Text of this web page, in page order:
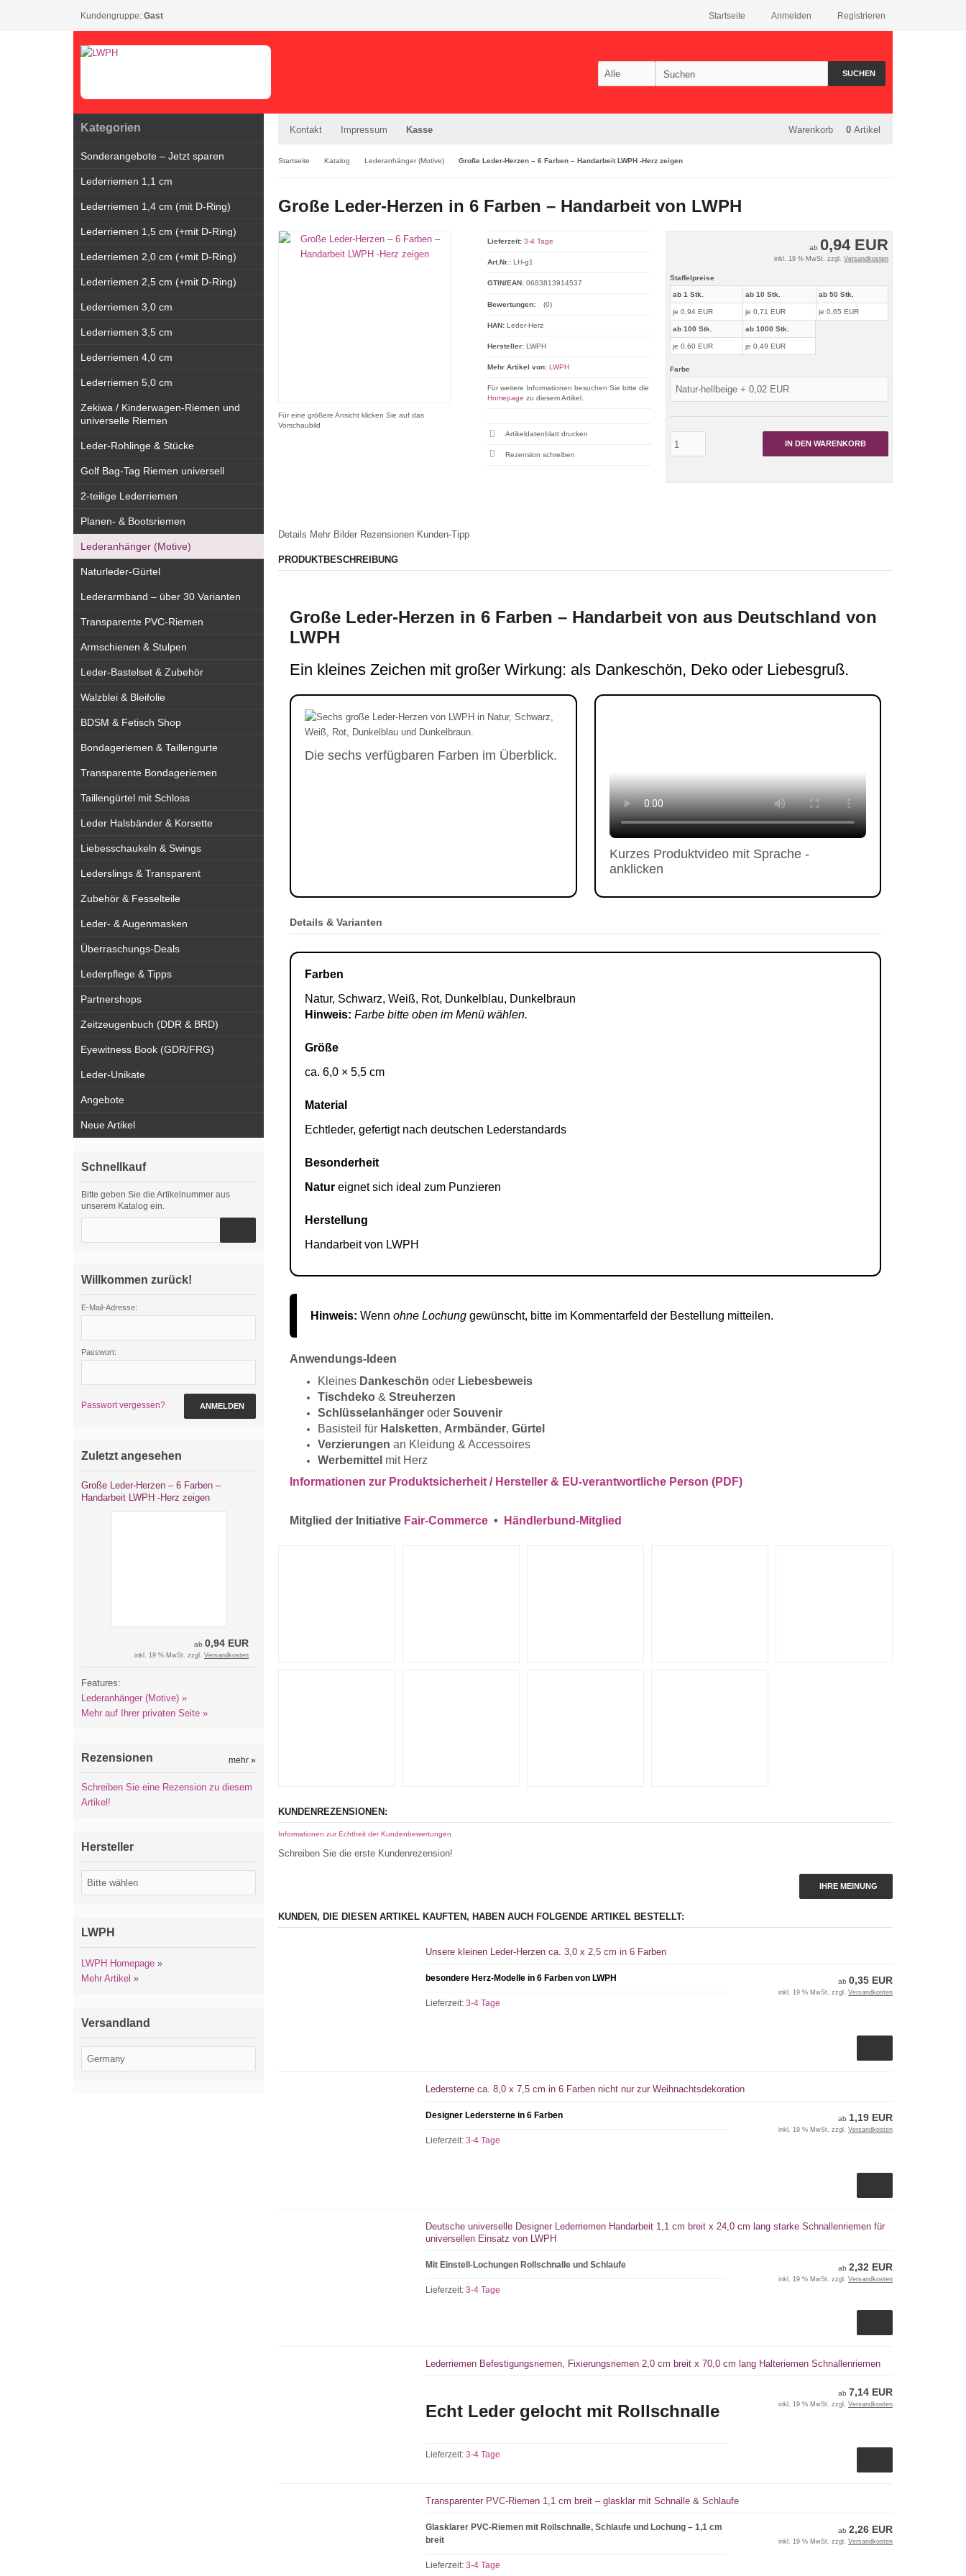
Kundengruppe: Gast Registrieren
Anmelden
Startseite
SUCHEN
Kontakt Impressum Kasse Warenkorb 0 Artikel
Startseite Katalog Lederanhänger (Motive) Große Leder-Herzen – 6 Farben – Handarbeit LWPH -Herz zeigen
Große Leder-Herzen in 6 Farben – Handarbeit von LWPH
Für eine größere Ansicht klicken Sie auf das
Vorschaubild
ab 0,94 EUR
inkl. 19 % MwSt. zzgl. Versandkosten
Staffelpreise
ab 1 Stk.
je 0,94 EUR
ab 10 Stk.
je 0,71 EUR
ab 50 Stk.
je 0,65 EUR
ab 100 Stk.
je 0,60 EUR
ab 1000 Stk.
je 0,49 EUR
Farbe
IN DEN WARENKORB
Lieferzeit: 3-4 Tage
Art.Nr.: LH-g1
GTIN/EAN: 0683813914537
Bewertungen: (0)
HAN:Leder-Herz
Hersteller: LWPH
Mehr Artikel von: LWPH
Für weitere Informationen besuchen Sie bitte die
Homepage zu diesem Artikel.
Artikeldatenblatt drucken
Rezension schreiben
Details Mehr Bilder Rezensionen Kunden-Tipp
PRODUKTBESCHREIBUNG
Große Leder-Herzen in 6 Farben – Handarbeit von aus Deutschland von
LWPH
Ein kleines Zeichen mit großer Wirkung: als Dankeschön, Deko oder Liebesgruß.
Die sechs verfügbaren Farben im Überblick.
Kurzes Produktvideo mit Sprache -
anklicken
Details & Varianten
Farben
Natur, Schwarz, Weiß, Rot, Dunkelblau, Dunkelbraun
Hinweis: Farbe bitte oben im Menü wählen.
Größe
ca. 6,0 × 5,5 cm
Material
Echtleder, gefertigt nach deutschen Lederstandards
Besonderheit
Natur eignet sich ideal zum Punzieren
Herstellung
Handarbeit von LWPH
Hinweis: Wenn ohne Lochunggewünscht, bitte im Kommentarfeld der Bestellung mitteilen.
Anwendungs-Ideen
Kleines Dankeschön oder Liebesbeweis
Tischdeko & Streuherzen
Schlüsselanhänger oder Souvenir
Basisteil für Halsketten, Armbänder, Gürtel
Verzierungen an Kleidung & Accessoires
Werbemittel mit Herz
Informationen zur Produktsicherheit / Hersteller & EU-verantwortliche Person (PDF)
Mitglied der Initiative Fair-Commerce • Händlerbund-Mitglied
KUNDENREZENSIONEN:
Informationen zur Echtheit der Kundenbewertungen
Schreiben Sie die erste Kundenrezension!
IHRE MEINUNG
KUNDEN, DIE DIESEN ARTIKEL KAUFTEN, HABEN AUCH FOLGENDE ARTIKEL BESTELLT:
Unsere kleinen Leder-Herzen ca. 3,0 x 2,5 cm in 6 Farben
besondere Herz-Modelle in 6 Farben von LWPH
Lieferzeit:3-4 Tage
ab 0,35 EUR
inkl. 19 % MwSt. zzgl. Versandkosten
Ledersterne ca. 8,0 x 7,5 cm in 6 Farben nicht nur zur Weihnachtsdekoration
Designer Ledersterne in 6 Farben
Lieferzeit:3-4 Tage
ab 1,19 EUR
inkl. 19 % MwSt. zzgl. Versandkosten
Deutsche universelle Designer Lederriemen Handarbeit 1,1 cm breit x 24,0 cm lang starke Schnallenriemen für
universellen Einsatz von LWPH
Mit Einstell-Lochungen Rollschnalle und Schlaufe
Lieferzeit:3-4 Tage
ab 2,32 EUR
inkl. 19 % MwSt. zzgl. Versandkosten
Lederriemen Befestigungsriemen, Fixierungsriemen 2,0 cm breit x 70,0 cm lang Halteriemen Schnallenriemen
Echt Leder gelocht mit Rollschnalle
Lieferzeit:3-4 Tage
ab 7,14 EUR
inkl. 19 % MwSt. zzgl. Versandkosten
Transparenter PVC-Riemen 1,1 cm breit – glasklar mit Schnalle & Schlaufe
Glasklarer PVC-Riemen mit Rollschnalle, Schlaufe und Lochung – 1,1 cm
breit
Lieferzeit:3-4 Tage
ab 2,26 EUR
inkl. 19 % MwSt. zzgl. Versandkosten
Kategorien
Sonderangebote – Jetzt sparen
Lederriemen 1,1 cm
Lederriemen 1,4 cm (mit D-Ring)
Lederriemen 1,5 cm (+mit D-Ring)
Lederriemen 2,0 cm (+mit D-Ring)
Lederriemen 2,5 cm (+mit D-Ring)
Lederriemen 3,0 cm
Lederriemen 3,5 cm
Lederriemen 4,0 cm
Lederriemen 5,0 cm
Zekiwa / Kinderwagen-Riemen und
universelle Riemen
Leder-Rohlinge & Stücke
Golf Bag-Tag Riemen universell
2-teilige Lederriemen
Planen- & Bootsriemen
Lederanhänger (Motive)
Naturleder-Gürtel
Lederarmband – über 30 Varianten
Transparente PVC-Riemen
Armschienen & Stulpen
Leder-Bastelset & Zubehör
Walzblei & Bleifolie
BDSM & Fetisch Shop
Bondageriemen & Taillengurte
Transparente Bondageriemen
Taillengürtel mit Schloss
Leder Halsbänder & Korsette
Liebesschaukeln & Swings
Lederslings & Transparent
Zubehör & Fesselteile
Leder- & Augenmasken
Überraschungs-Deals
Lederpflege & Tipps
Partnershops
Zeitzeugenbuch (DDR & BRD)
Eyewitness Book (GDR/FRG)
Leder-Unikate
Angebote
Neue Artikel
Schnellkauf
Bitte geben Sie die Artikelnummer aus
unserem Katalog ein.
Willkommen zurück!
E-Mail-Adresse:
Passwort:
Passwort vergessen? ANMELDEN
Zuletzt angesehen
Große Leder-Herzen – 6 Farben –
Handarbeit LWPH -Herz zeigen
ab 0,94 EUR
inkl. 19 % MwSt. zzgl. Versandkosten
Features:
Lederanhänger (Motive) »
Mehr auf Ihrer privaten Seite »
Rezensionen mehr »
Schreiben Sie eine Rezension zu diesem
Artikel!
Hersteller
LWPH
LWPH Homepage »
Mehr Artikel »
Versandland